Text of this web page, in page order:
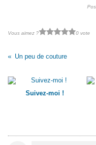
Vous aimez ? 0 vote
Un peu de couture
Suivez-moi !